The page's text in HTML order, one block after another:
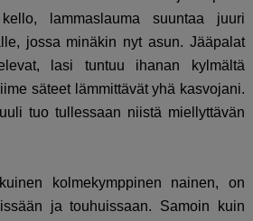
lammaslauma suuntaa juuri
jossa minäkin nyt asun. Jääpalat
lasi tuntuu ihanan kylmältä
säteet lämmittävät yhä kasvojani.
tuo tullessaan niistä miellyttävän
kolmekymppinen nainen, on
ja touhuissaan. Samoin kuin